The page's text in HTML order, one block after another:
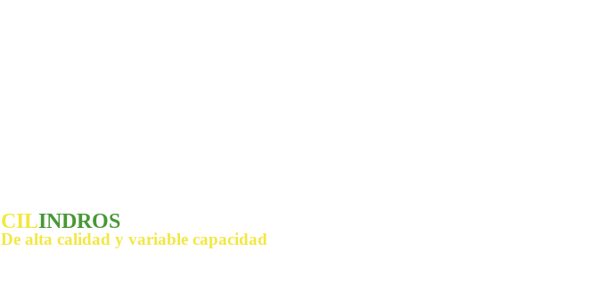
CILINDROS
De alta calidad y variable capacidad